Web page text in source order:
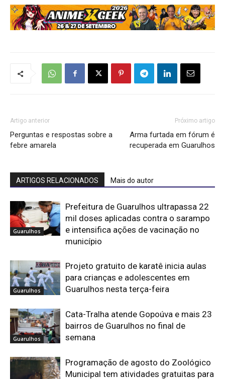
Artigo anterior
Perguntas e respostas sobre a
febre amarela
Próximo artigo
Arma furtada em fórum é
recuperada em Guarulhos
ARTIGOS RELACIONADOS Mais do autor
Guarulhos
Prefeitura de Guarulhos ultrapassa 22
mil doses aplicadas contra o sarampo
e intensifica ações de vacinação no
município
Guarulhos
Projeto gratuito de karatê inicia aulas
para crianças e adolescentes em
Guarulhos nesta terça-feira
Guarulhos
Cata-Tralha atende Gopoúva e mais 23
bairros de Guarulhos no final de
semana
Programação de agosto do Zoológico
Municipal tem atividades gratuitas para